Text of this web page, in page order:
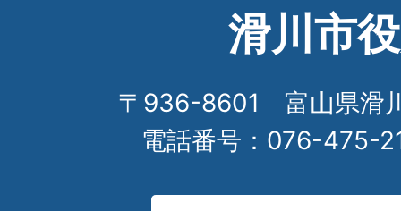
滑川市
〒936-8601 富山県滑
電話番号：076-475-